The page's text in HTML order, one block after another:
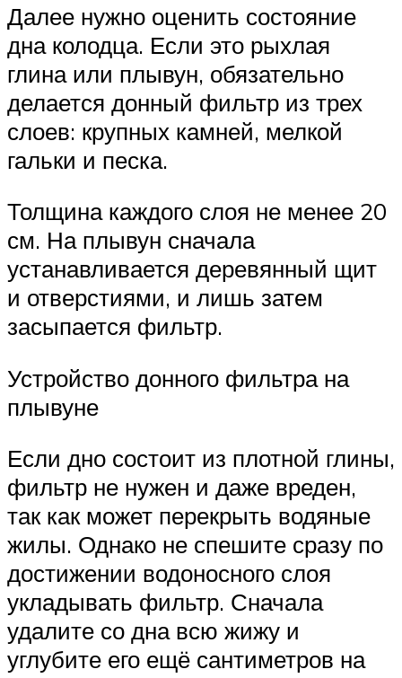
Далее нужно оценить состояние
дна колодца. Если это рыхлая
глина или плывун, обязательно
делается донный фильтр из трех
слоев: крупных камней, мелкой
гальки и песка.
Толщина каждого слоя не менее 20
см. На плывун сначала
устанавливается деревянный щит
и отверстиями, и лишь затем
засыпается фильтр.
Устройство донного фильтра на
плывуне
Если дно состоит из плотной глины,
фильтр не нужен и даже вреден,
так как может перекрыть водяные
жилы. Однако не спешите сразу по
достижении водоносного слоя
укладывать фильтр. Сначала
удалите со дна всю жижу и
углубите его ещё сантиметров на